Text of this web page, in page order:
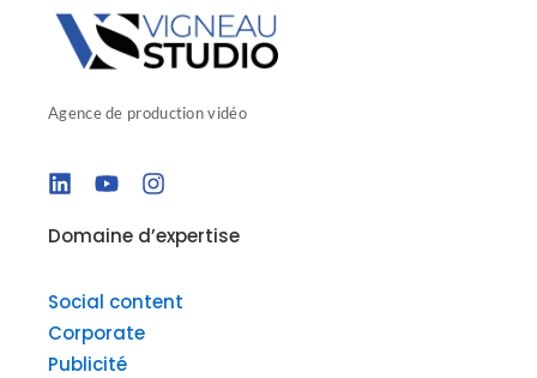
Agence de production vidéo
L
i
n
k
d
i
n
Y
o
u
t
b
I
n
s
t
g
Domaine d’expertise
Social content
Corporate
Publicité